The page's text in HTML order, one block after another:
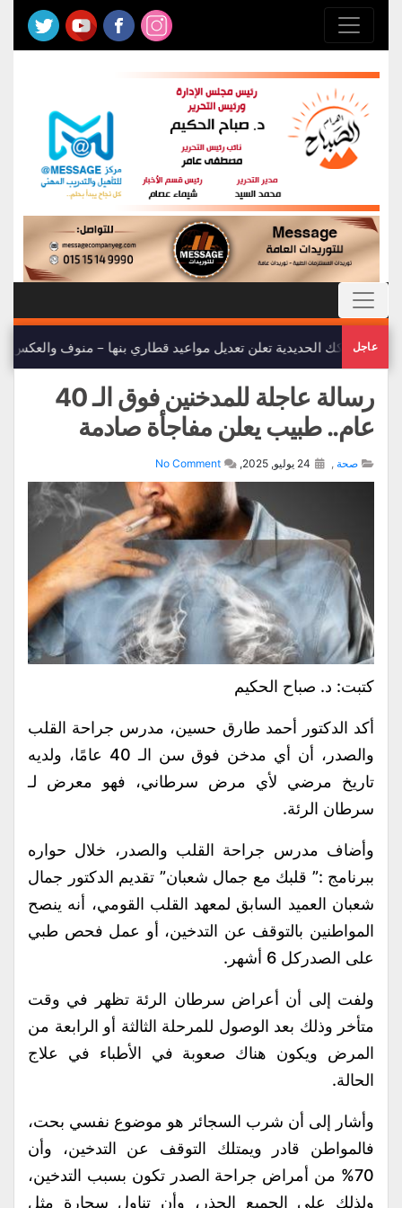
تعلن تعديل مواعيد قطاري بنها – منوف والعكس ◈ وزير
رسالة عاجلة للمدخنين فوق الـ 40
طبيب يعلن مفاجأة صادمة
No Comment
صباح الحكيم
أحمد طارق حسين، مدرس جراحة القلب
والصدر، أن أي مدخن فوق سن الـ 40 عامًا، ولديه
مرضي لأي مرض سرطاني، فهو معرض لـ
جراحة القلب والصدر، خلال حواره
:” قلبك مع جمال شعبان” تقديم الدكتور جمال
السابق لمعهد القلب القومي، أنه ينصح
بالتوقف عن التدخين، أو عمل فحص طبي
6 أشهر.
أن أعراض سرطان الرئة تظهر في وقت
بعد الوصول للمرحلة الثالثة أو الرابعة من
هناك صعوبة في الأطباء في علاج
أن شرب السجائر هو موضوع نفسي بحت،
قادر ويمتلك التوقف عن التدخين، وأن
من أمراض جراحة الصدر تكون بسبب التدخين،
الجميع الحذر، وأن تناول سجارة مثل